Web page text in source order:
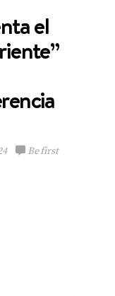
el
Be first